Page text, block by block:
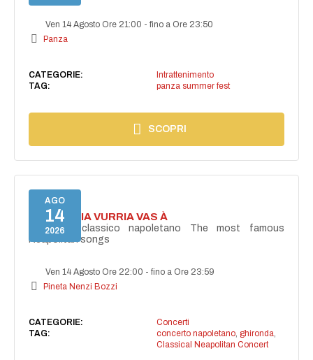
Ven 14 Agosto Ore 21:00 -fino a Ore 23:50
Panza
CATEGORIE:
Intrattenimento
TAG:
panza summer fest
SCOPRI
AGO
14
2026
I'TE VURRIA VURRIA VAS À
Concerto classico napoletano The most famous
Neapolitan songs
Ven 14 Agosto Ore 22:00 -fino a Ore 23:59
Pineta Nenzi Bozzi
CATEGORIE:
Concerti
TAG:
concerto napoletano, ghironda
Classical Neapolitan Concert